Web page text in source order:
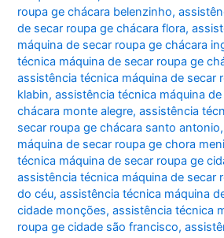
roupa ge chácara belenzinho,
de secar roupa ge chácara flora,
máquina de secar roupa ge chácara
técnica máquina de secar roupa ge
assistência técnica máquina de secar
klabin,assistência técnica máquina
chácara monte alegre,assistência
secar roupa ge chácara santo antonio
máquina de secar roupa ge chora
técnica máquina de secar roupa ge
assistência técnica máquina de secar
do céu,assistência técnica máquina
cidade monções,assistência técnica
roupa ge cidade são francisco,